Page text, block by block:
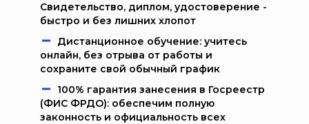
Свидетельство, диплом, удостоверение -
быстро и без лишних хлопот
Дистанционное обучение: учитесь
онлайн, без отрыва от работы и
сохраните свой обычный график
100% гарантия занесения в Госреестр
(ФИС ФРДО): обеспечим полную
законность и официальность всех